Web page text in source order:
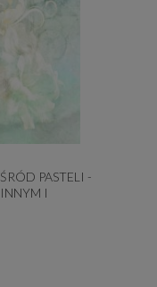
PASTELI -
I